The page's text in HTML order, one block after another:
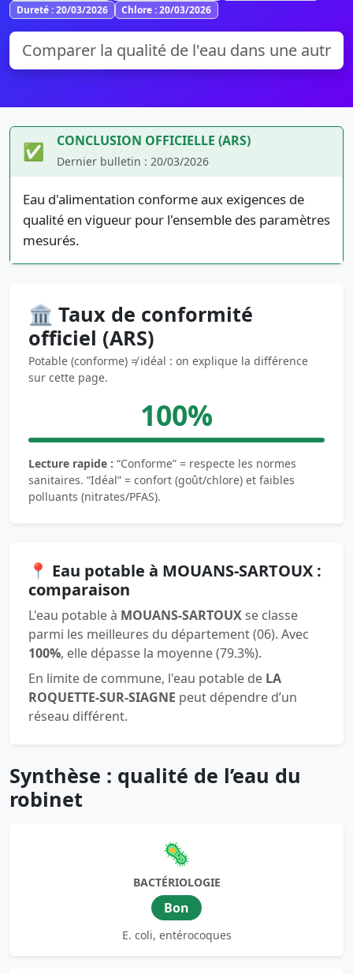
Dureté : 20/03/2026
Chlore : 20/03/2026
✅ CONCLUSION OFFICIELLE (ARS)
Dernier bulletin : 20/03/2026
Eau d'alimentation conforme aux exigences de
qualité en vigueur pour l'ensemble des paramètres
mesurés.
🏛️ Taux de conformité
officiel (ARS)
Potable (conforme) ≠ idéal : on explique la différence
sur cette page.
100%
Lecture rapide : “Conforme” = respecte les normes
sanitaires. “Idéal” = confort (goût/chlore) et faibles
polluants (nitrates/PFAS).
📍 Eau potable à MOUANS-SARTOUX :
comparaison
L'eau potable à MOUANS-SARTOUXse classe
parmi les meilleures du département (06). Avec
100%, elle dépasse la moyenne (79.3%).
En limite de commune, l'eau potable de LA
ROQUETTE-SUR-SIAGNE peut dépendre d’un
réseau différent.
Synthèse : qualité de l’eau du
robinet
🦠
BACTÉRIOLOGIE
Bon
E. coli, entérocoques